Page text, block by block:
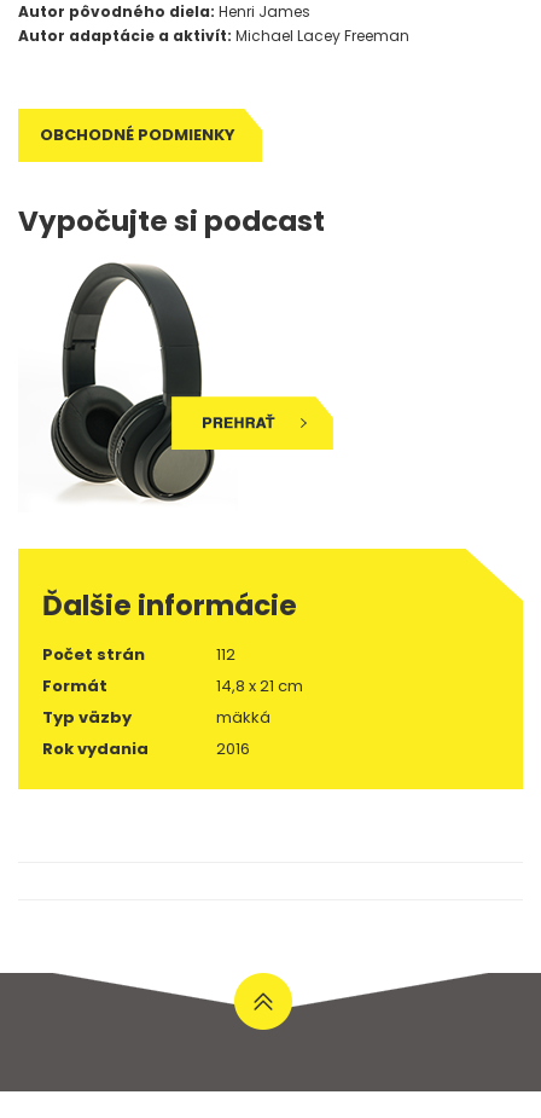
Autor pôvodného diela: Henri James
Autor adaptácie a aktivít: Michael Lacey Freeman
OBCHODNÉ PODMIENKY
Vypočujte si podcast
Ďalšie informácie
Počet strán
112
Formát
14,8 x 21 cm
Typ väzby
mäkká
Rok vydania
2016